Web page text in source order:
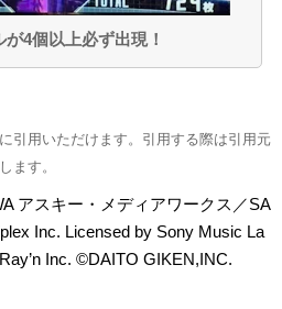
4個以上必ず出現！
引用いただけます。引用する際は引用元
ます。
アスキー・メディアワークス／SA
Inc. Licensed by Sony Music La
Inc. ©DAITO GIKEN,INC.